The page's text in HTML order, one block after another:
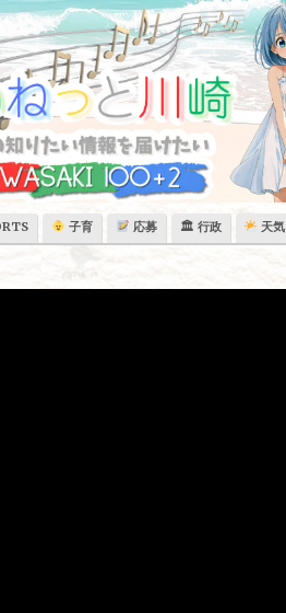
子育 応募 🏛 行政 天気